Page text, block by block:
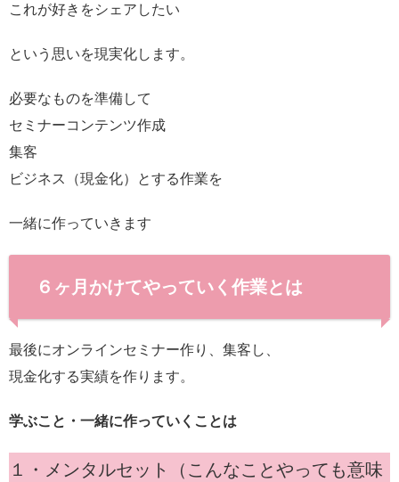
これが好きをシェアしたい
という思いを現実化します。
必要なものを準備して
セミナーコンテンツ作成
集客
ビジネス（現金化）とする作業を
一緒に作っていきます
６ヶ月かけてやっていく作業とは
最後にオンラインセミナー作り、集客し、
現金化する実績を作ります。
学ぶこと・一緒に作っていくことは
１・メンタルセット（こんなことやっても意味